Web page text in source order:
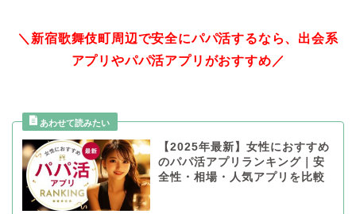
＼新宿歌舞伎町周辺で安全にパパ活するなら、出会系
アプリやパパ活アプリがおすすめ／
【2025年最新】女性におすすめ
のパパ活アプリランキング｜安
全性・相場・人気アプリを比較